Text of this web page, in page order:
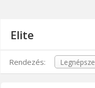
Elite
Rendezés: